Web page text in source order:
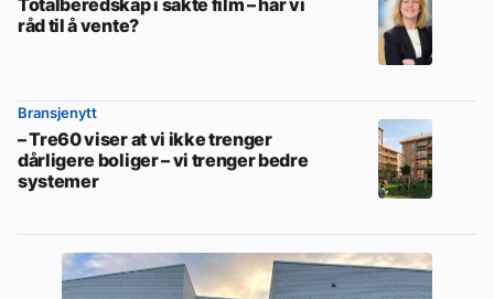
Totalberedskap i sakte film – har vi
råd til å vente?
Bransjenytt
– Tre60 viser at vi ikke trenger
dårligere boliger – vi trenger bedre
systemer